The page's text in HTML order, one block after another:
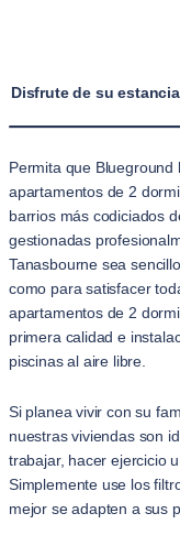
Disfrute de su
Permita que
apartamentos de 2
barrios más codiciados
gestionadas
Tanasbourne sea
como para satisfacer
apartamentos de 2
primera calidad e
piscinas al aire libre.
Si planea vivir con su
nuestras viviendas son
trabajar, hacer ejercicio
Simplemente use los
mejor se adapten a sus